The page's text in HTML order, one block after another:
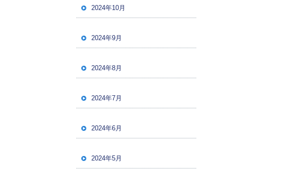
2024年10月
2024年9月
2024年8月
2024年7月
2024年6月
2024年5月